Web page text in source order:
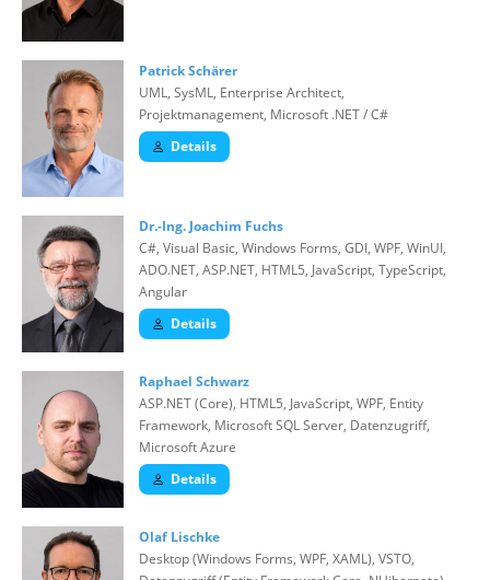
Patrick Schärer
UML, SysML, Enterprise Architect,
Projektmanagement, Microsoft .NET / C#
Details
Dr.-Ing. Joachim Fuchs
C#, Visual Basic, Windows Forms, GDI, WPF, WinUI,
ADO.NET, ASP.NET, HTML5, JavaScript, TypeScript,
Angular
Details
Raphael Schwarz
ASP.NET (Core), HTML5, JavaScript, WPF, Entity
Framework, Microsoft SQL Server, Datenzugriff,
Microsoft Azure
Details
Olaf Lischke
Desktop (Windows Forms, WPF, XAML), VSTO,